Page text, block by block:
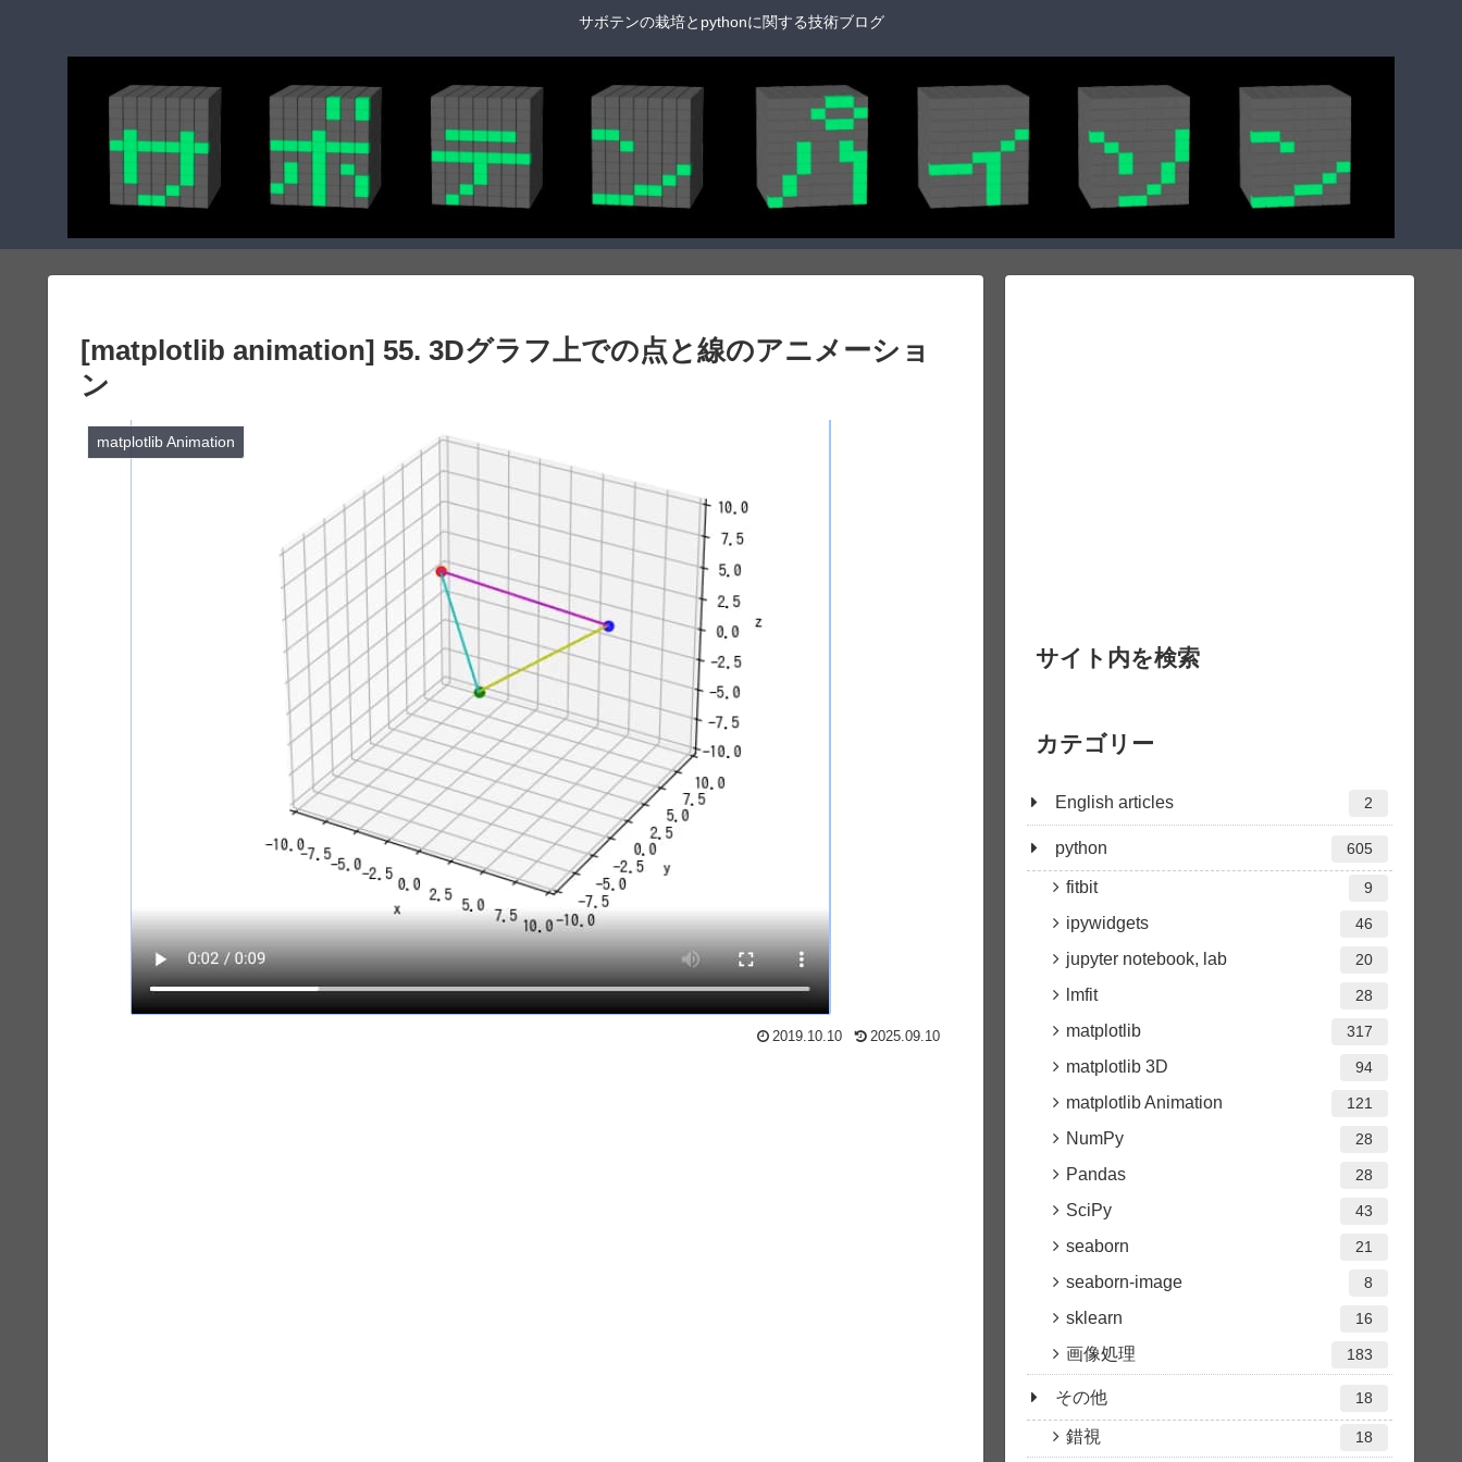
サボテンの栽培とpythonに関する技術ブログ
[matplotlib animation] 55. 3Dグラフ上での点と線のアニメーショ
ン
matplotlib Animation
2019.10.10 2025.09.10
サイト内を検索
カテゴリー
English articles 2
python 605
fitbit 9
ipywidgets 46
jupyter notebook, lab 20
lmfit 28
matplotlib 317
matplotlib 3D 94
matplotlib Animation 121
NumPy 28
Pandas 28
SciPy 43
seaborn 21
seaborn-image 8
sklearn 16
画像処理 183
その他 18
錯視 18